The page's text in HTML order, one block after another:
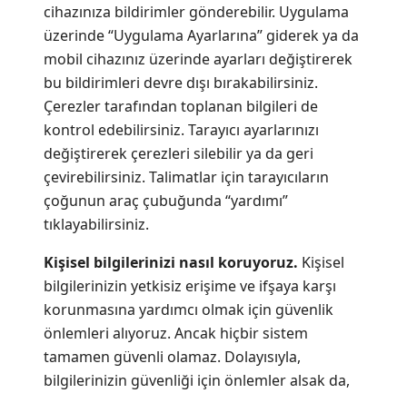
cihazınıza bildirimler gönderebilir. Uygulama
üzerinde “Uygulama Ayarlarına” giderek ya da
mobil cihazınız üzerinde ayarları değiştirerek
bu bildirimleri devre dışı bırakabilirsiniz.
Çerezler tarafından toplanan bilgileri de
kontrol edebilirsiniz. Tarayıcı ayarlarınızı
değiştirerek çerezleri silebilir ya da geri
çevirebilirsiniz. Talimatlar için tarayıcıların
çoğunun araç çubuğunda “yardımı”
tıklayabilirsiniz.
Kişisel bilgilerinizi nasıl koruyoruz. Kişisel
bilgilerinizin yetkisiz erişime ve ifşaya karşı
korunmasına yardımcı olmak için güvenlik
önlemleri alıyoruz. Ancak hiçbir sistem
tamamen güvenli olamaz. Dolayısıyla,
bilgilerinizin güvenliği için önlemler alsak da,